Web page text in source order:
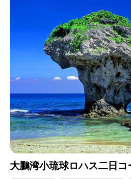
金門の代表的なランドマーク-
大鵬湾小琉球ロハス二日コ